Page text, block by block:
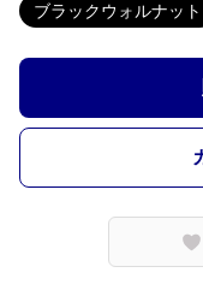
ブラックウォルナット